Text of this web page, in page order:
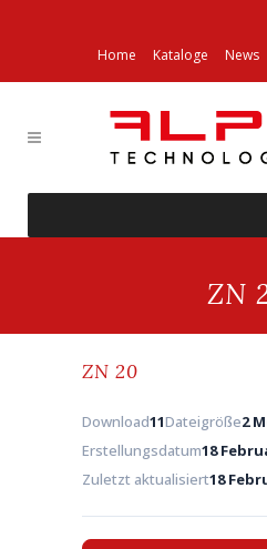
Home Kataloge News
ZN
ZN 20
Download11Dateigröße2
Erstellungsdatum18
Zuletzt aktualisiert18